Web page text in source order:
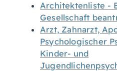
Architektenliste -
Gesellschaft
Arzt, Zahnarzt,
Psychologischer
Kinder- und